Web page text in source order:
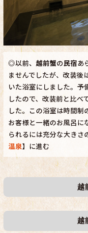
◎以前、 越前蟹の民宿あ
ませんでしたが、改装後
いた浴室にしました。予
したので、改装前と比べ
した。この浴室は時間制
お客様と一緒のお風呂に
られるには充分な大きさ
温泉】に進む
越
越